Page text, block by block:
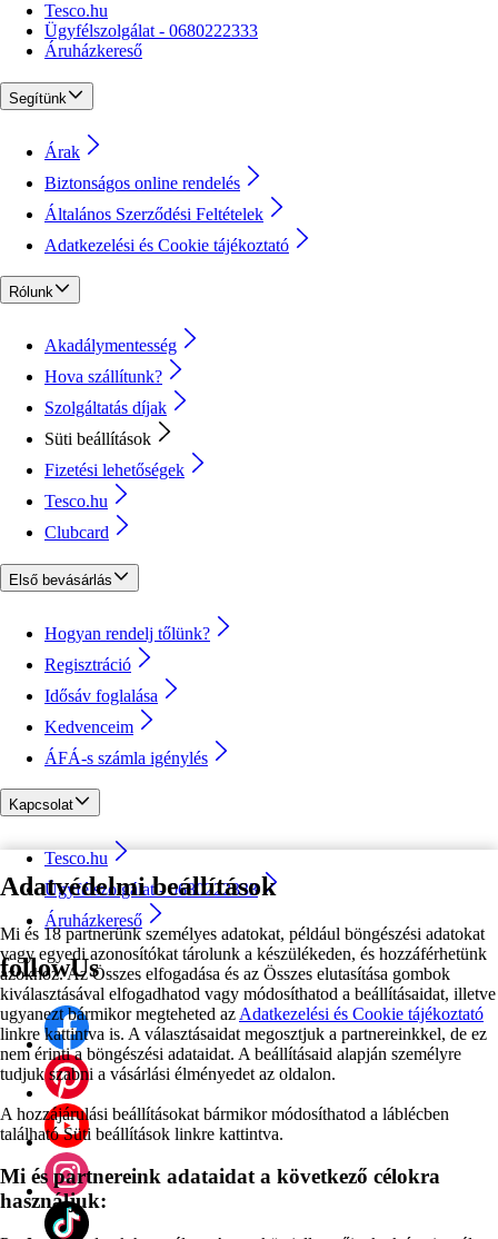
Adatvédelmi beállítások
Mi és 18 partnerünk személyes adatokat, például böngészési adatokat
vagy egyedi azonosítókat tárolunk a készülékeden, és hozzáférhetünk
azokhoz. Az Összes elfogadása és az Összes elutasítása gombok
kiválasztásával elfogadhatod vagy módosíthatod a beállításaidat, illetve
ugyanezt bármikor megteheted az Adatkezelési és Cookie tájékoztató
linkre kattintva is. A választásaidat megosztjuk a partnereinkkel, de ez
nem érinti a böngészési adataidat. A beállításaid alapján személyre
tudjuk szabni a vásárlási élményedet az oldalon.
A hozzájárulási beállításokat bármikor módosíthatod a láblécben
található Süti beállítások linkre kattintva.
Mi és partnereink adataidat a következő célokra
használjuk:
Tesco.hu
Ügyfélszolgálat - 0680222333
Áruházkereső
Segítünk
Árak
Biztonságos online rendelés
Általános Szerződési Feltételek
Adatkezelési és Cookie tájékoztató
Rólunk
Akadálymentesség
Hova szállítunk?
Szolgáltatás díjak
Süti beállítások
Fizetési lehetőségek
Tesco.hu
Clubcard
Első bevásárlás
Hogyan rendelj tőlünk?
Regisztráció
Idősáv foglalása
Kedvenceim
ÁFÁ-s számla igénylés
Kapcsolat
Tesco.hu
Ügyfélszolgálat - 0680222333
Áruházkereső
followUs